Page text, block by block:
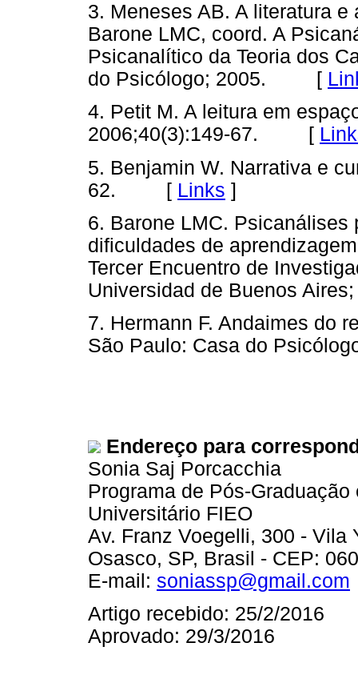
3. Meneses AB. A literatura
Barone LMC, coord. A
Psicanalítico da Teoria dos
do Psicólogo; 2005. [
4. Petit M. A leitura em
2006;40(3):149-67. [
5. Benjamin W. Narrativa e
62. [ Links ]
6. Barone LMC.
dificuldades de
Tercer Encuentro de
Universidad de Buenos
7. Hermann F. Andaimes do
São Paulo: Casa do
Endereço para
Sonia Saj Porcacchia
Programa de Pós-
Universitário FIEO
Av. Franz Voegelli, 300 - Vila
Osasco, SP, Brasil - CEP:
E-mail: soniassp@gmail.com
Artigo recebido: 25/2/2016
Aprovado: 29/3/2016